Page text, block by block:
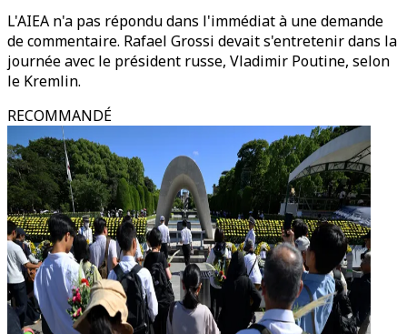
L'AIEA n'a pas répondu dans l'immédiat à une demande
de commentaire. Rafael Grossi devait s'entretenir dans la
journée avec le président russe, Vladimir Poutine, selon
le Kremlin.
RECOMMANDÉ